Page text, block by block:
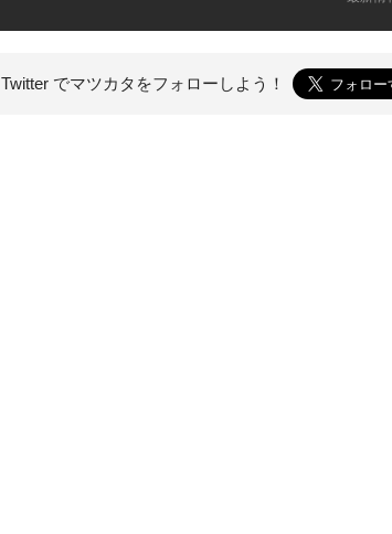
Twitter でマツカタをフォローしよう！